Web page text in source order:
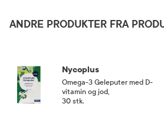
Dette er et kosttilskudd. Anbefalt
Gravide og ammende
Gravide og ammende bør rådføre seg
av fettsyrer, fettsyrer), fargestoffer (kalsiumkarbonat,
ANDRE PRODUKTER FRA
Nycoplus
Omega-3 Geleputer med D-
vitamin og jod
30 stk.